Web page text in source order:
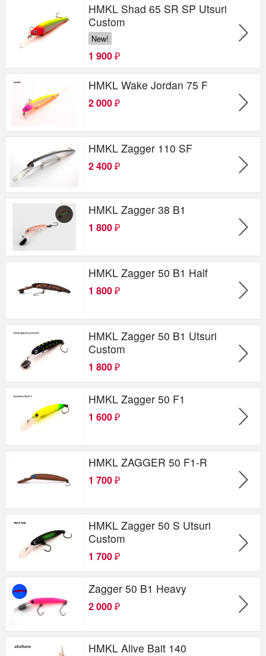
HMKL Shad 65 SR SP Utsuri
Custom
New!
1 900 ₽
HMKL Wake Jordan 75 F
2 000 ₽
HMKL Zagger 110 SF
2 400 ₽
HMKL Zagger 38 B1
1 800 ₽
HMKL Zagger 50 B1 Half
1 800 ₽
HMKL Zagger 50 B1 Utsuri
Custom
1 800 ₽
HMKL Zagger 50 F1
1 600 ₽
HMKL ZAGGER 50 F1-R
1 700 ₽
HMKL Zagger 50 S Utsuri
Custom
1 700 ₽
Zagger 50 B1 Heavy
2 000 ₽
HMKL Alive Bait 140